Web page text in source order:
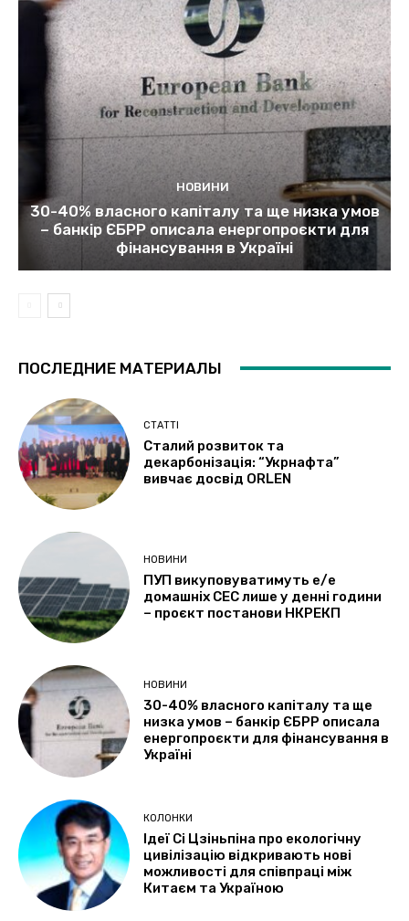
НОВИНИ
30-40% власного капіталу та ще низка умов
– банкір ЄБРР описала енергопроєкти для
фінансування в Україні
ПОСЛЕДНИЕ МАТЕРИАЛЫ
СТАТТІ
Сталий розвиток та
декарбонізація: “Укрнафта”
вивчає досвід ORLEN
НОВИНИ
ПУП викуповуватимуть е/е
домашніх СЕС лише у денні години
– проєкт постанови НКРЕКП
НОВИНИ
30-40% власного капіталу та ще
низка умов – банкір ЄБРР описала
енергопроєкти для фінансування в
Україні
КОЛОНКИ
Ідеї Сі Цзіньпіна про екологічну
цивілізацію відкривають нові
можливості для співпраці між
Китаєм та Україною